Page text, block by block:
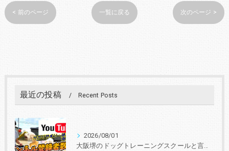
< 前のページ 一覧に戻る 次のページ >
最近の投稿 Recent Posts
2026/08/01
大阪堺のドッグトレーニングスクールと言えば『いぬの学校あさか』 30年、3000頭以上の実績！あなたと愛犬に合ったトレーニングを学びを提供します。